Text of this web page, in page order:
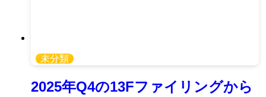
未分類
2025年Q4の13Fファイリングから